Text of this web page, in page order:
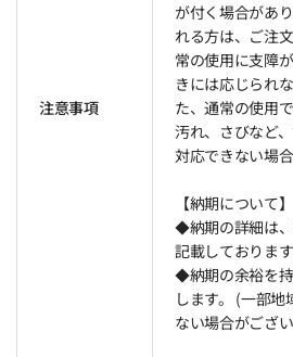
注意事項
が付く場合があ
れる方は、ご注
常の使用に支障
きには応じられ
た、通常の使用
汚れ、さびなど
対応できない場合
【納期について】
◆納期の詳細は
記載しておりま
◆納期の余裕を
します。 (一部
ない場合がござ